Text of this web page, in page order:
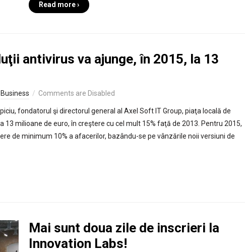
Read more ›
antivirus va ajunge, în 2015, la 13
Business Comments are Disabled
fondatorul şi directorul general al Axel Soft IT Group, piaţa locală de
13 milioane de euro, în creştere cu cel mult 15% faţă de 2013. Pentru 2015,
de minimum 10% a afacerilor, bazându-se pe vânzările noii versiuni de
Mai sunt doua zile de inscrieri la
Innovation Labs!